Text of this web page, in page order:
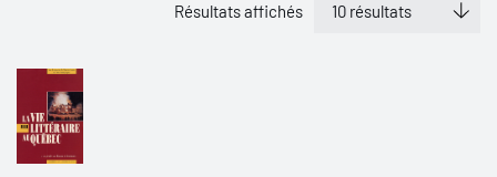
Résultats affichés